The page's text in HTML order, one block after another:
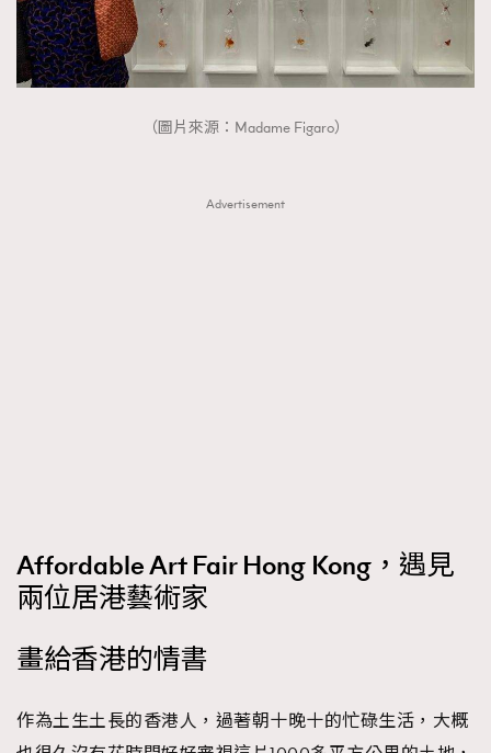
（圖片來源：Madame Figaro）
Advertisement
Affordable Art Fair Hong Kong，遇見
兩位居港藝術家
畫給香港的情書
作為土生土長的香港人，過著朝十晚十的忙碌生活，大概